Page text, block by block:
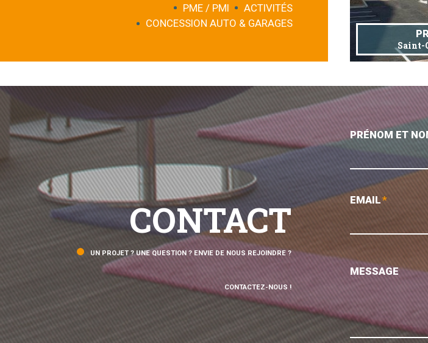
PME / PMI
ACTIVITÉS
CONCESSION AUTO & GARAGES
Saint-
CONTACT
UN PROJET ? UNE QUESTION ? ENVIE DE NOUS REJOINDRE ?
CONTACTEZ-NOUS !
PRÉNOM ET
EMAIL*
MESSAGE